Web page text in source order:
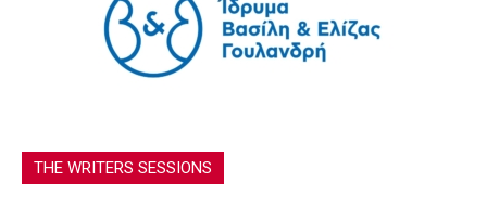
THE WRITERS SESSIONS